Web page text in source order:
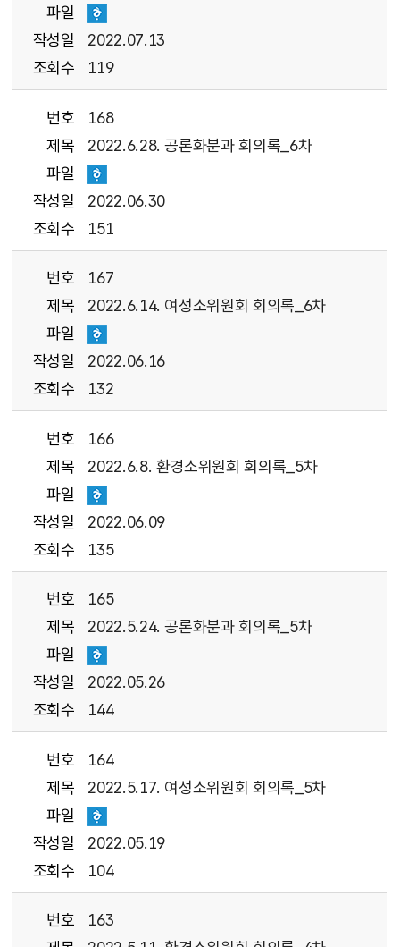
파일
작성일
2022.07.13
조회수
119
번호
168
제목
2022.6.28. 공론화분과 회의록_6차
파일
작성일
2022.06.30
조회수
151
번호
167
제목
2022.6.14. 여성소위원회 회의록_6차
파일
작성일
2022.06.16
조회수
132
번호
166
제목
2022.6.8. 환경소위원회 회의록_5차
파일
작성일
2022.06.09
조회수
135
번호
165
제목
2022.5.24. 공론화분과 회의록_5차
파일
작성일
2022.05.26
조회수
144
번호
164
제목
2022.5.17. 여성소위원회 회의록_5차
파일
작성일
2022.05.19
조회수
104
번호
163